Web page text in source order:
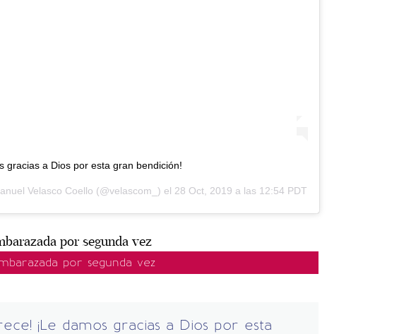
gracias a Dios por esta gran bendición!
Velasco Coello (@velascom_) el 28 Oct, 2019 a las 12:54 PDT
por segunda vez
¡Le damos gracias a Dios por esta